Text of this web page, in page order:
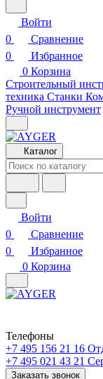
Войти
0
Сравнение
0
Избранное
0 Корзина
Строительный
техника Станки
Ручной инструмент
Каталог
Войти
0
Сравнение
0
Избранное
0 Корзина
Телефоны
+7 495 156 21 16
+7 495 021 43 21
Заказать звонок